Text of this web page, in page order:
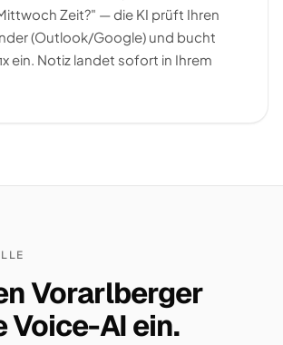
Zeit?" — die KI prüft Ihren
(Outlook/Google) und bucht
ein. Notiz landet sofort in Ihrem
Vorarlberger
Voice-AI ein.